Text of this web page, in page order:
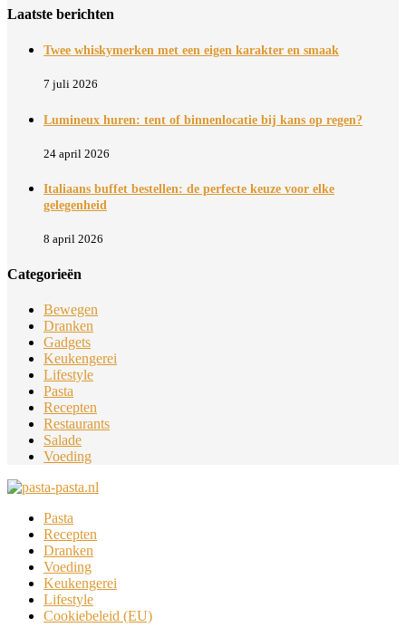
Laatste berichten
Twee whiskymerken met een eigen karakter en smaak
7 juli 2026
Lumineux huren: tent of binnenlocatie bij kans op regen?
24 april 2026
Italiaans buffet bestellen: de perfecte keuze voor elke
gelegenheid
8 april 2026
Categorieën
Bewegen
Dranken
Gadgets
Keukengerei
Lifestyle
Pasta
Recepten
Restaurants
Salade
Voeding
Pasta
Recepten
Dranken
Voeding
Keukengerei
Lifestyle
Cookiebeleid (EU)